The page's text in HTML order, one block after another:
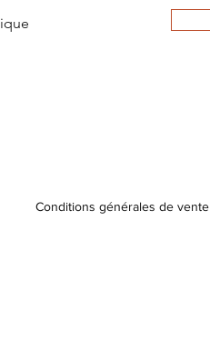
Conditions générales de vente